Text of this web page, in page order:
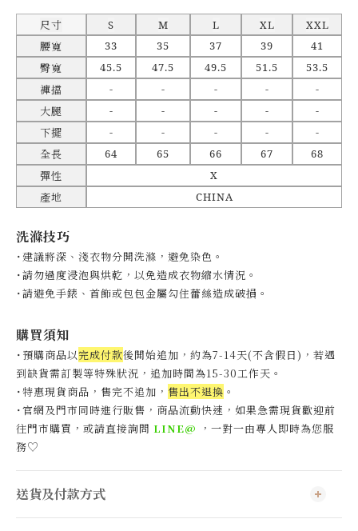
尺寸 S M L XL
XXL
腰寬
33 35 37 39
41
臀寬
45.5 47.5 49.5 51.5
53.5
褲擋
- - - -
-
大腿
- - - -
-
下擺
- - - -
-
全長
64 65 66 67
68
彈性
X
產地
CHINA
洗滌技巧
˙建議將深、淺衣物分開洗滌，避免染色。
˙請勿過度浸泡與烘乾，以免造成衣物縮水情況。
˙請避免手錶、首飾或包包金屬勾住蕾絲造成破損。
購買須知
˙預購商品以完成付款後開始追加，約為7-14天(不含假日)， 若遇
到缺貨需訂製等特殊狀況，追加時間為15-30工作天 。
˙特惠現貨商品，售完不追加， 售出不退換 。
˙官網及門市同時進行販售，商品流動快速，如果急需現貨歡迎前
往門市購買，或請直接詢問 LINE@ ，一對一由專人即時為您服
務♡
送貨及付款方式